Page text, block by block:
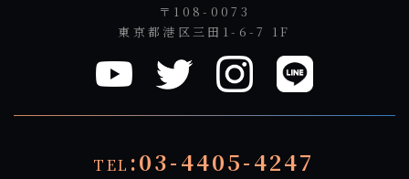
〒108-0073
東京都港区三田1-6-7 1F
TEL :03-4405-4247